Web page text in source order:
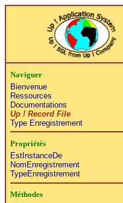
Naviguer
Bienvenue
Ressources
Documentations
Up ! Record File
Type Enregistrement
Propriétés
EstInstanceDe
NomEnregistrement
TypeEnregistrement
Méthodes